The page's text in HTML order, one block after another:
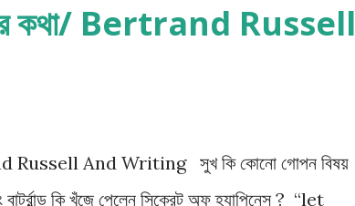
কথা/ Bertrand Russell
Russell And Writing সুখ কি কোনো গোপন বিষয়
কি খুঁজে পেলেন সিক্রেট অফ হ্যাপিনেস ? “let